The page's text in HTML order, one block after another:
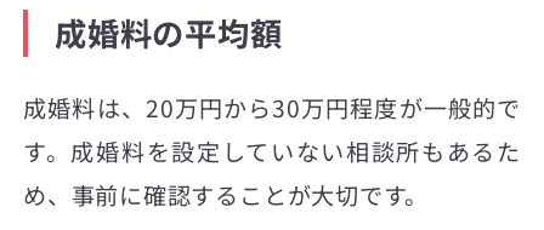
成婚料の平均額
成婚料は、20万円から30万円程度が一般的で
す。成婚料を設定していない相談所もあるた
め、事前に確認することが大切です。